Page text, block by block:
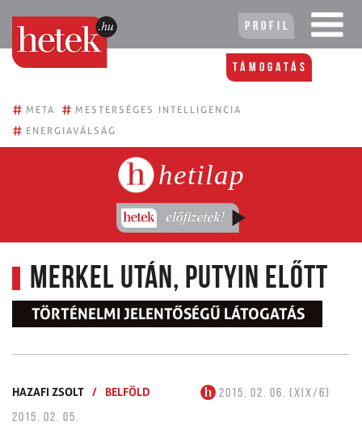
Profil
Támogatás
# META # MESTERSÉGES INTELLIGENCIA
# ENERGIAVÁLSÁG
hetilap
Merkel után, Putyin előtt
TÖRTÉNELMI JELENTŐSÉGŰ LÁTOGATÁS
HAZAFI ZSOLT / BELFÖLD
2015. 02. 06. (XIX/6)
2015. 02. 05.